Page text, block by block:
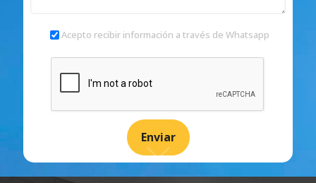
Acepto recibir información a través de Whatsapp